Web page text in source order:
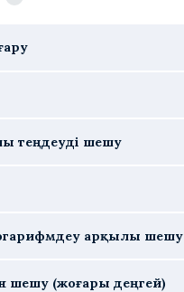
теңдеуді шешу
арқылы шешу
шешу (жоғары деңгей)